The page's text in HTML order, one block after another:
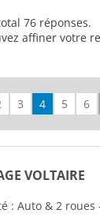
76 réponses.
affiner votre
3 4 5 6
VOLTAIRE
: Auto & 2